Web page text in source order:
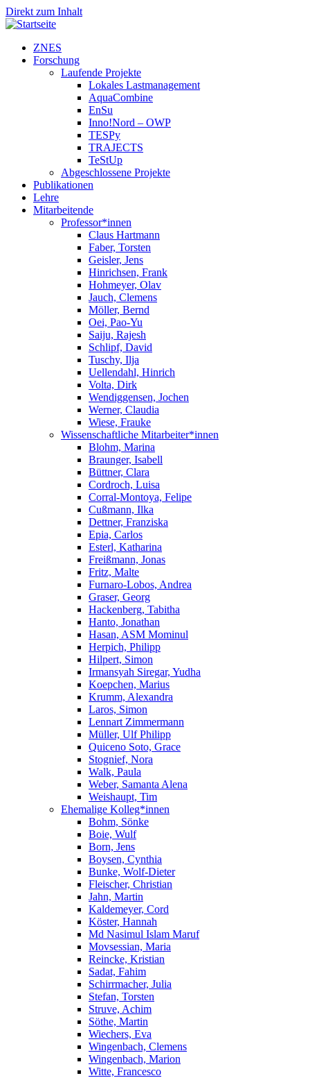
Direkt zum Inhalt
ZNES
Forschung
Laufende Projekte
Lokales Lastmanagement
AquaCombine
EnSu
Inno!Nord – OWP
TESPy
TRAJECTS
TeStUp
Abgeschlossene Projekte
Publikationen
Lehre
Mitarbeitende
Professor*innen
Claus Hartmann
Faber, Torsten
Geisler, Jens
Hinrichsen, Frank
Hohmeyer, Olav
Jauch, Clemens
Möller, Bernd
Oei, Pao-Yu
Saiju, Rajesh
Schlipf, David
Tuschy, Ilja
Uellendahl, Hinrich
Volta, Dirk
Wendiggensen, Jochen
Werner, Claudia
Wiese, Frauke
Wissenschaftliche Mitarbeiter*innen
Blohm, Marina
Braunger, Isabell
Büttner, Clara
Cordroch, Luisa
Corral-Montoya, Felipe
Cußmann, Ilka
Dettner, Franziska
Epia, Carlos
Esterl, Katharina
Freißmann, Jonas
Fritz, Malte
Furnaro-Lobos, Andrea
Graser, Georg
Hackenberg, Tabitha
Hanto, Jonathan
Hasan, ASM Mominul
Herpich, Philipp
Hilpert, Simon
Irmansyah Siregar, Yudha
Koepchen, Marius
Krumm, Alexandra
Laros, Simon
Lennart Zimmermann
Müller, Ulf Philipp
Quiceno Soto, Grace
Stognief, Nora
Walk, Paula
Weber, Samanta Alena
Weishaupt, Tim
Ehemalige Kolleg*innen
Bohm, Sönke
Boie, Wulf
Born, Jens
Boysen, Cynthia
Bunke, Wolf-Dieter
Fleischer, Christian
Jahn, Martin
Kaldemeyer, Cord
Köster, Hannah
Md Nasimul Islam Maruf
Movsessian, Maria
Reincke, Kristian
Sadat, Fahim
Schirrmacher, Julia
Stefan, Torsten
Struve, Achim
Söthe, Martin
Wiechers, Eva
Wingenbach, Clemens
Wingenbach, Marion
Witte, Francesco